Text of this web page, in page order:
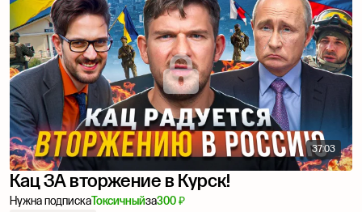
37:03
Кац ЗА вторжение в Курск!
Нужна подпискаТоксичныйза300 ₽